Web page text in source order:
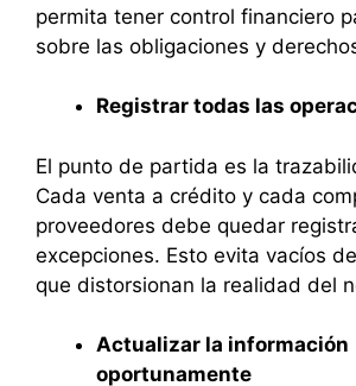
permita tener control financiero
sobre las obligaciones y
Registrar todas las
El punto de partida es la
Cada venta a crédito y cada
proveedores debe quedar
excepciones. Esto evita vacíos
que distorsionan la realidad del
Actualizar la información
oportunamente